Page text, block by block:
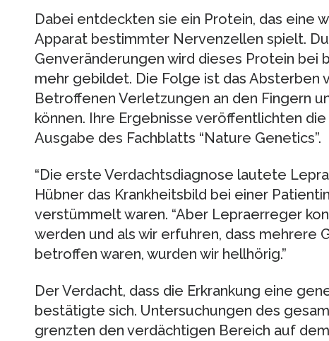
Dabei entdeckten sie ein Protein, das eine
Apparat bestimmter Nervenzellen spielt.
Genveränderungen wird dieses Protein bei
mehr gebildet. Die Folge ist das Absterben
Betroffenen Verletzungen an den Fingern
können. Ihre Ergebnisse veröffentlichten
Ausgabe des Fachblatts “Nature Genetics”.
“Die erste Verdachtsdiagnose lautete
Hübner das Krankheitsbild bei einer
verstümmelt waren. “Aber Lepraerreger
werden und als wir erfuhren, dass mehrere
betroffen waren, wurden wir hellhörig.”
Der Verdacht, dass die Erkrankung eine
bestätigte sich. Untersuchungen des
grenzten den verdächtigen Bereich auf